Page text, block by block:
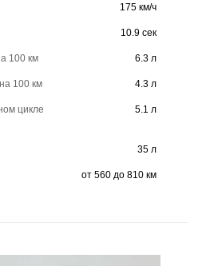
175 км/ч
10.9 сек
100 км 6.3 л
100 км 4.3 л
цикле
5.1 л
35 л
от 560 до 810 км